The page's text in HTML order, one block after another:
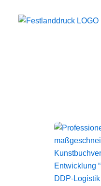
Entwicklung
DDP-